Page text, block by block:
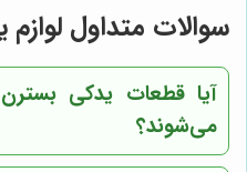
سوالات متداول
آیا قطعات یدکی
می‌شوند؟